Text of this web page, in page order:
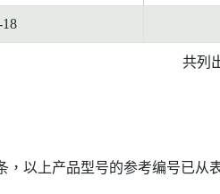
共列
以上产品型号的参考编号已